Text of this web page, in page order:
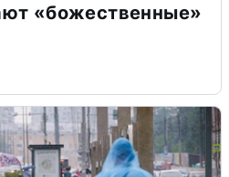
«божественные»